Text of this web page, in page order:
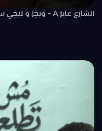
الشارع عايز A – ويجز و ليجي سي – MP3